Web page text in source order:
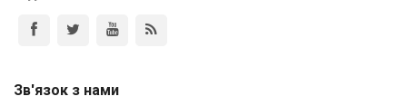
Зв'язок з нами